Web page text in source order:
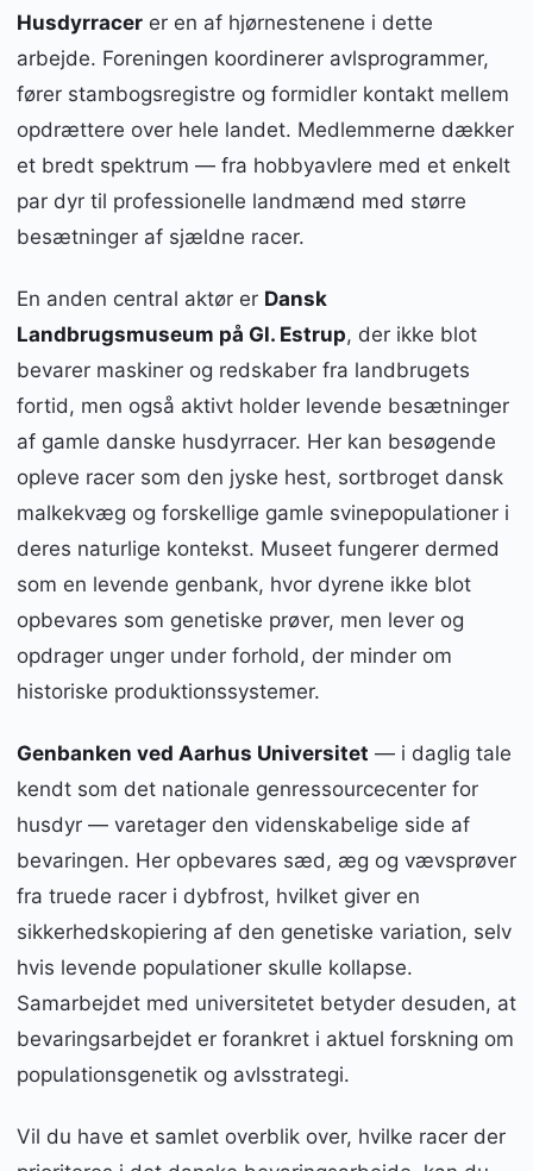
Husdyrracer er en af hjørnestenene i dette
arbejde. Foreningen koordinerer avlsprogrammer,
fører stambogsregistre og formidler kontakt mellem
opdrættere over hele landet. Medlemmerne dækker
et bredt spektrum — fra hobbyavlere med et enkelt
par dyr til professionelle landmænd med større
besætninger af sjældne racer.
En anden central aktør er Dansk
Landbrugsmuseum på Gl. Estrup, der ikke blot
bevarer maskiner og redskaber fra landbrugets
fortid, men også aktivt holder levende besætninger
af gamle danske husdyrracer. Her kan besøgende
opleve racer som den jyske hest, sortbroget dansk
malkekvæg og forskellige gamle svinepopulationer i
deres naturlige kontekst. Museet fungerer dermed
som en levende genbank, hvor dyrene ikke blot
opbevares som genetiske prøver, men lever og
opdrager unger under forhold, der minder om
historiske produktionssystemer.
Genbanken ved Aarhus Universitet — i daglig tale
kendt som det nationale genressourcecenter for
husdyr — varetager den videnskabelige side af
bevaringen. Her opbevares sæd, æg og vævsprøver
fra truede racer i dybfrost, hvilket giver en
sikkerhedskopiering af den genetiske variation, selv
hvis levende populationer skulle kollapse.
Samarbejdet med universitetet betyder desuden, at
bevaringsarbejdet er forankret i aktuel forskning om
populationsgenetik og avlsstrategi.
Vil du have et samlet overblik over, hvilke racer der